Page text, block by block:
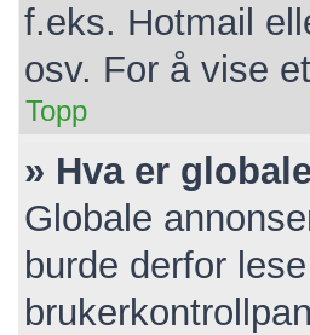
f.eks. Hotmail
osv. For å vise
Topp
» Hva er
Globale
burde derfor